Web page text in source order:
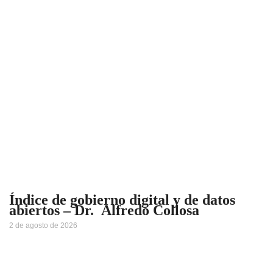
Índice de gobierno digital y de datos
abiertos – Dr. Alfredo Collosa
2 de agosto de 2026